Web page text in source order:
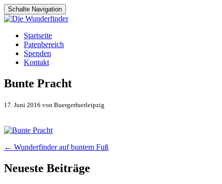
Schalte Navigation
Zum
Inhalt
springen
Startseite
Patenbereich
Spenden
Kontakt
Bunte Pracht
17. Juni 2016 von Buergerfuerleipzig
Artikel-
Navigation
← Wunderfinder auf buntem Fuß
Neueste Beiträge